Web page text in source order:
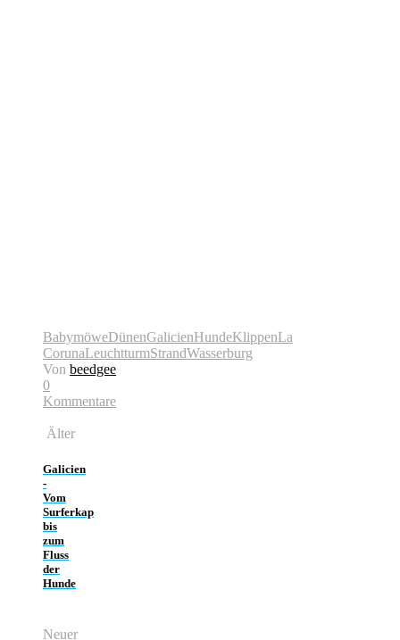
BabymöweDünenGalicienHundeKlippenLa
CorunaLeuchtturmStrandWasserburg
Von beedgee
0
Kommentare
Älter
Galicien
-
Vom
Surferkap
bis
zum
Fluss
der
Hunde
Neuer